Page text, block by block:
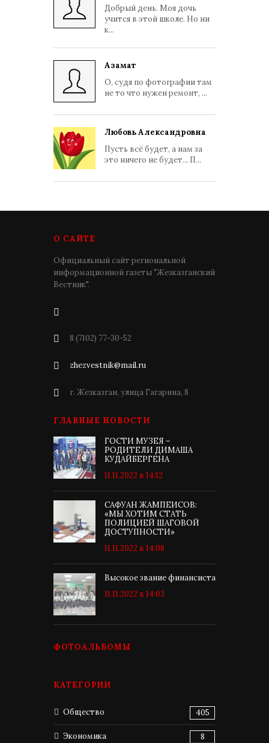
Добрый день. Моя дочь
учится в этой школе. Но ни
к...
Азамат
О, судя по фотографии там
не то что нужен ремонт, ...
Любовь Александровна
Пусть всё будет, а нам за
это ничего не будет... П...
О САЙТЕ
Официальный сайт региональной
информационной газеты "Жезказганский
Вестник".
8 (7102) 77-30-52
zhezvestnik@mail.ru
г. Жезказган, улица Гагарина, 8
ГЛАВНЫЕ НОВОСТИ
ГОСТИ МУЗЕЯ –
РОДИТЕЛИ ДИМАША
КУДАЙБЕРГЕНА
11.11.2022 в 14:12
САФУАН ЖАМПЕИСОВ:
«МЫ ХОТИМ СТАТЬ
ПОЛИЦИЕЙ ШАГОВОЙ
ДОСТУПНОСТИ»
11.11.2022 в 14:08
Высокое звание финансиста
11.11.2022 в 14:03
ФОТОАЛЬБОМЫ
КАТЕГОРИИ
Общество 405
Экономика 8